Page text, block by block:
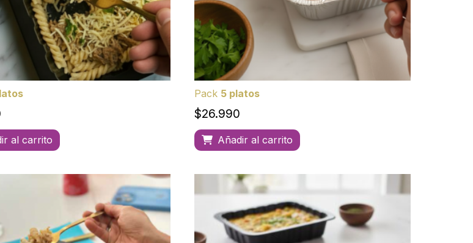
al carrito
Pack 5 platos
$26.990
Añadir al carrito